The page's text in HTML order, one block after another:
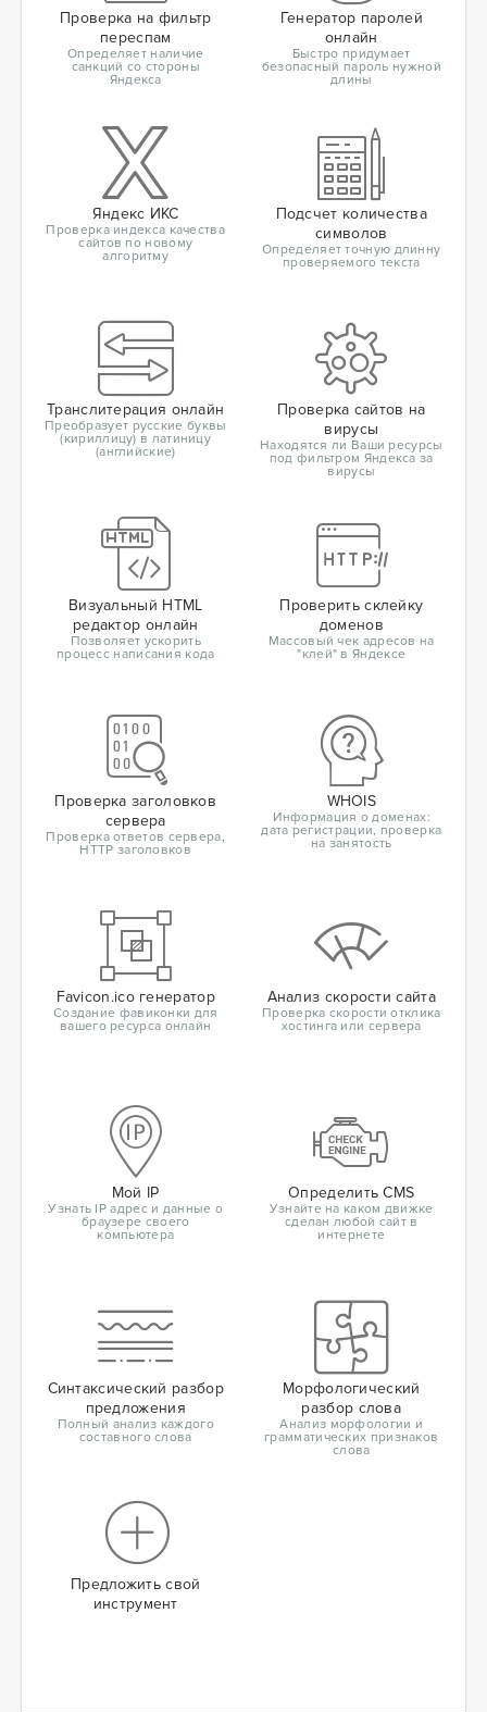
Проверка на фильтр
переспам
Определяет наличие
санкций со стороны
Яндекса
Генератор паролей
онлайн
Быстро придумает
безопасный пароль нужной
длины
Яндекс ИКС
Проверка индекса качества
сайтов по новому
алгоритму
Подсчет количества
символов
Определяет точную длинну
проверяемого текста
Транслитерация онлайн
Преобразует русские буквы
(кириллицу) в латиницу
(английские)
Проверка сайтов на
вирусы
Находятся ли Ваши ресурсы
под фильтром Яндекса за
вирусы
Визуальный HTML
редактор онлайн
Позволяет ускорить
процесс написания кода
Проверить склейку
доменов
Массовый чек адресов на
"клей" в Яндексе
Проверка заголовков
сервера
Проверка ответов сервера,
HTTP заголовков
WHOIS
Информация о доменах:
дата регистрации, проверка
на занятость
Favicon.ico генератор
Создание фавиконки для
вашего ресурса онлайн
Анализ скорости сайта
Проверка скорости отклика
хостинга или сервера
Мой IP
Узнать IP адрес и данные о
браузере своего
компьютера
Определить CMS
Узнайте на каком движке
сделан любой сайт в
интернете
Синтаксический разбор
предложения
Полный анализ каждого
составного слова
Морфологический
разбор слова
Анализ морфологии и
грамматических признаков
слова
Предложить свой
инструмент